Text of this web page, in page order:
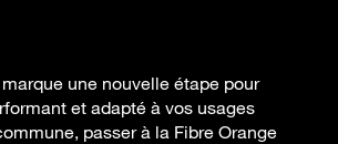
une nouvelle étape pour
et adapté à vos usages
passer à la Fibre Orange